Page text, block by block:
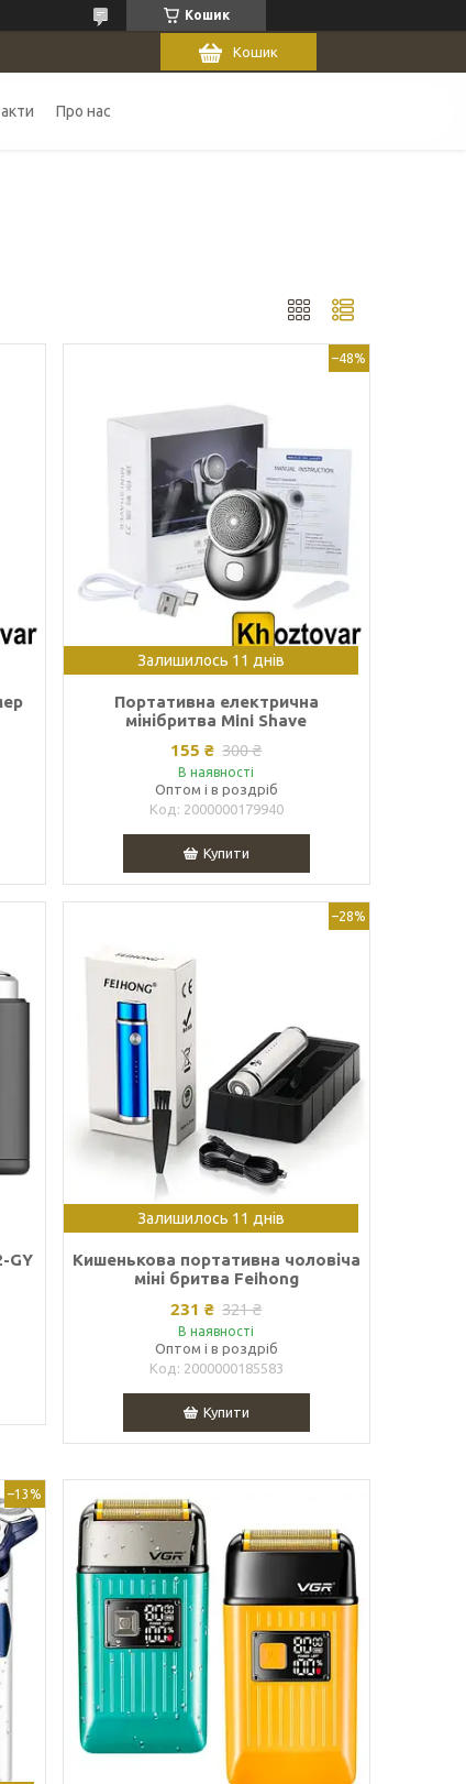
Кошик
Кошик
Про нас
–48%
Залишилось 11 днів
Портативна електрична
мінібритва Mini Shave
155 ₴ 300 ₴
В наявності
Оптом і в роздріб
2000000179940
Купити
GY
–28%
Залишилось 11 днів
Кишенькова портативна чоловіча
міні бритва Feihong
231 ₴ 321 ₴
В наявності
Оптом і в роздріб
2000000185583
Купити
–13%